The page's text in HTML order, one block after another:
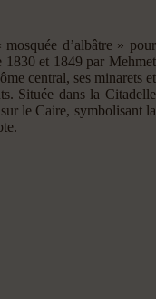
d’albâtre » pour
1830 et 1849 par Mehmet
central, ses minarets et
Située dans la Citadelle
le Caire, symbolisant la